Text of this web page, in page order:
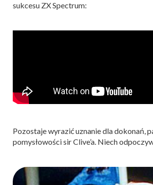
sukcesu ZX Spectrum:
Pozostaje wyrazić uznanie dla dokonań,
pomysłowości sir Clive’a. Niech